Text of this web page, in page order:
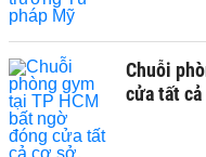
Chuỗi
cửa tất